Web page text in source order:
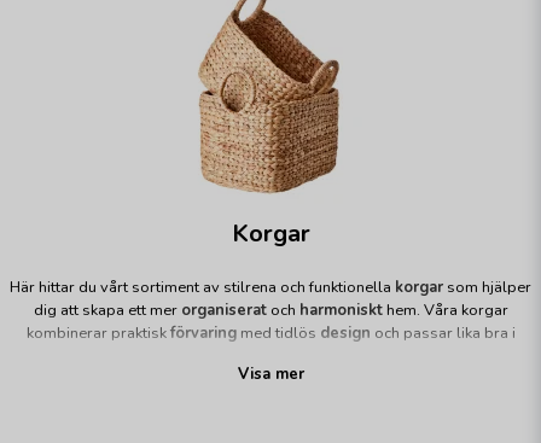
Korgar
Här hittar du vårt sortiment av stilrena och funktionella korgar som hjälper
dig att skapa ett mer organiserat och harmoniskt hem. Våra korgar
kombinerar praktiskförvaring med tidlös design och passar lika bra i
Visa mer